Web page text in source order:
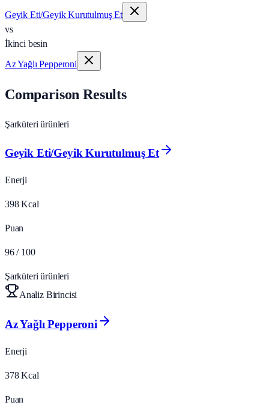
Geyik Eti/Geyik Kurutulmuş Et
vs
İkinci besin
Az Yağlı Pepperoni
Comparison Results
Şarküteri ürünleri
Geyik Eti/Geyik Kurutulmuş Et
Enerji
398 Kcal
Puan
96 / 100
Şarküteri ürünleri
Analiz Birincisi
Az Yağlı Pepperoni
Enerji
378 Kcal
Puan